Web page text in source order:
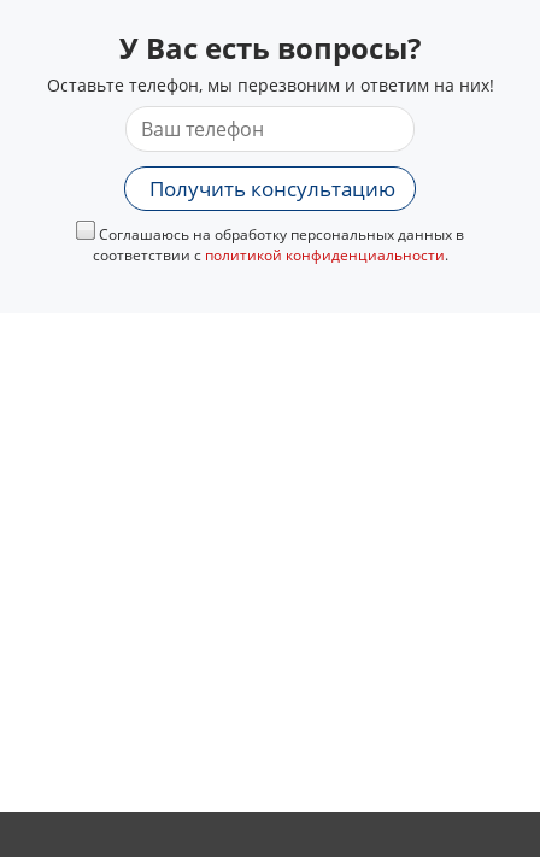
У Вас есть вопросы?
Оставьте телефон, мы перезвоним и ответим на них!
Получить консультацию
Соглашаюсь на обработку персональных данных в
соответствии с политикой конфиденциальности.